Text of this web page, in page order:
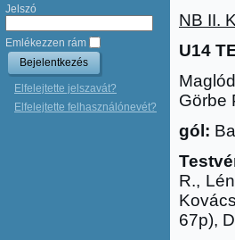
Jelszó
Emlékezzen rám
Elfelejtette jelszavát?
Elfelejtette felhasználónevét?
NB II.
U14
Görbe
gól:
R.,
67p),